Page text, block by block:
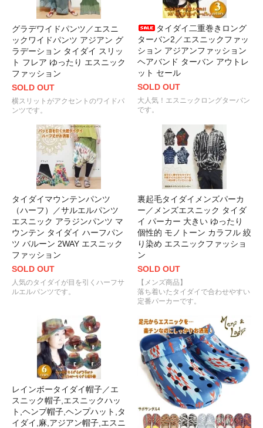
グラデワイドパンツ／エスニ
ックワイドパンツ アジアン グ
ラデーション タイダイ スリッ
ト フレア ゆったり エスニック
ファッション
SOLD OUT
横スリットがアクセントのワイドパ
ンツです。
タイダイ二重巻きロング
ターバン2／エスニックファッ
ション アジアンファッション
ヘアバンド ターバン アウトレ
ット セール
SOLD OUT
大人気！エスニックロングターバン
です。
タイダイマウンテンパンツ
（ハーフ）／サルエルパンツ
エスニック アラジンパンツ マ
ウンテン タイダイ ハーフパン
ツ バルーン 2WAY エスニック
ファッション
SOLD OUT
人気のタイダイが目を引くハーフサ
ルエルパンツです。
裏起毛タイダイメンズパーカ
ー／メンズエスニック タイダ
イ パーカー 大きい ゆったり
個性的 モノトーン カラフル 絞
り染め エスニックファッショ
ン
SOLD OUT
【メンズ商品】
落ち着いたタイダイで合わせやすい
定番パーカーです。
レインボータイダイ帽子／エ
スニック帽子,エスニックハッ
ト,ヘンプ帽子,ヘンプハット,タ
イダイ,麻,アジアン帽子,エスニ